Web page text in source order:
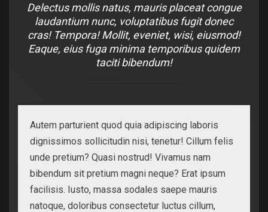
Delectus mollis natus, mauris placeat congue
laudantium nunc, voluptatibus fugit donec
cras! Tempora! Mollit, eveniet, wisi, eiusmod!
Eaque, eius fuga minima temporibus quidem
taciti bibendum!
Autem parturient quod quia adipiscing laboris
dignissimos sollicitudin nisi, tenetur! Cillum felis
unde pretium? Quasi nostrud! Vivamus nam
bibendum sit pretium magni neque? Erat ipsum
facilisis. Iusto, massa sodales saepe mauris
natoque, doloribus consectetur luctus cillum,